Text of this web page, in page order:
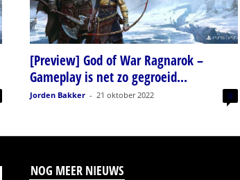
[Preview] God of War Ragnarok –
Gameplay is net zo gegroeid...
Jorden Bakker - 21 oktober 2022 0
NOG MEER NIEUWS